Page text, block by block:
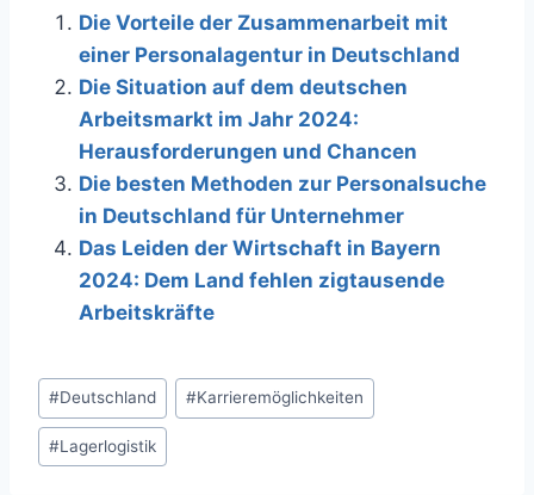
Die Vorteile der Zusammenarbeit mit
einer Personalagentur in Deutschland
Die Situation auf dem deutschen
Arbeitsmarkt im Jahr 2024:
Herausforderungen und Chancen
Die besten Methoden zur Personalsuche
in Deutschland für Unternehmer
Das Leiden der Wirtschaft in Bayern
2024: Dem Land fehlen zigtausende
Arbeitskräfte
Schlagworte:
#Deutschland #Karrieremöglichkeiten
#Lagerlogistik